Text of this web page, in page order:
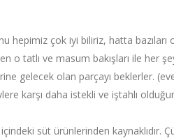
çok iyi biliriz, hatta bazıları
o tatlı ve masum bakışları ile her
gelecek olan parçayı beklerler.
karşı daha istekli ve iştahlı
süt ürünlerinden kaynaklıdır.